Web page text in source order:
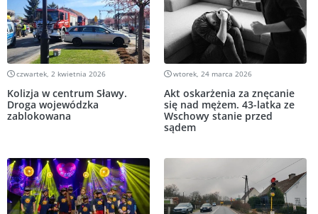
czwartek, 2 kwietnia 2026
Kolizja w centrum Sławy.
Droga wojewódzka
zablokowana
wtorek, 24 marca 2026
Akt oskarżenia za znęcanie
się nad mężem. 43-latka ze
Wschowy stanie przed
sądem